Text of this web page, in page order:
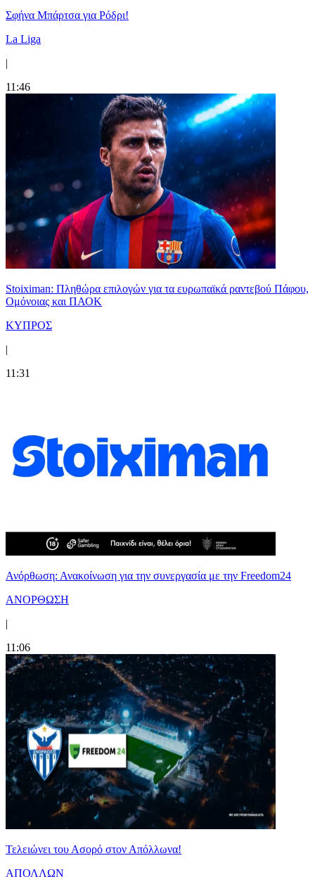
Σφήνα Μπάρτσα για Ρόδρι!
La Liga
|
11:46
Stoiximan: Πληθώρα επιλογών για τα ευρωπαϊκά ραντεβού Πάφου,
Ομόνοιας και ΠΑΟΚ
ΚΥΠΡΟΣ
|
11:31
Ανόρθωση: Ανακοίνωση για την συνεργασία με την Freedom24
ΑΝΟΡΘΩΣΗ
|
11:06
Τελειώνει του Ασορό στον Απόλλωνα!
ΑΠΟΛΛΩΝ